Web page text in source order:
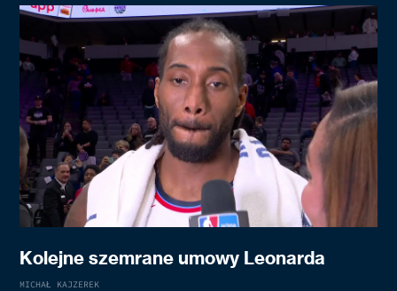
Kolejne szemrane umowy Leonarda
MICHAŁ KAJZEREK